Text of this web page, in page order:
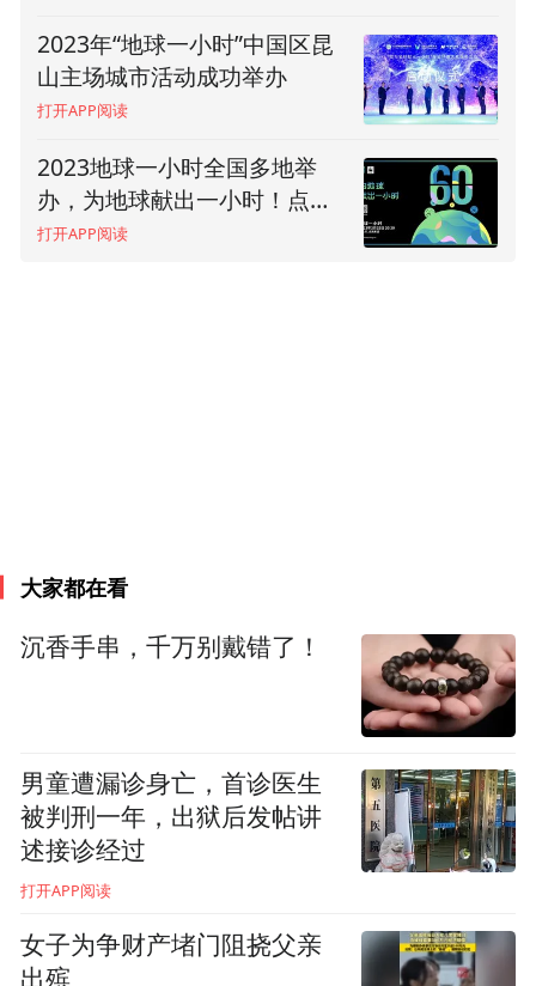
2023年“地球一小时”中国区昆
山主场城市活动成功举办
打开APP阅读
2023地球一小时全国多地举
办，为地球献出一小时！点亮
希望，推动改变
打开APP阅读
田成川：城市可持续发展问题
已成为人类文明发展面临的核
心问题之一
打开APP阅读
尹荣尧：昆山为高强度开发地
区保护好生态环境做出了示范
打开APP阅读
大家都在看
沉香手串，千万别戴错了！
男童遭漏诊身亡，首诊医生
被判刑一年，出狱后发帖讲
述接诊经过
打开APP阅读
女子为争财产堵门阻挠父亲
出殡